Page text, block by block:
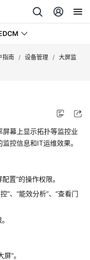
指南 / 设备管理 / 大屏监
幕上显示拓扑等监控业
控信息和IT运维效果。
配置”的操作权限。
”、 “能效分析”、 “查看门
屏”。